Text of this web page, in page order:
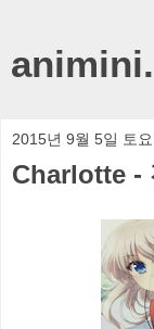
2015년 9월 5일 토요
Charlotte -